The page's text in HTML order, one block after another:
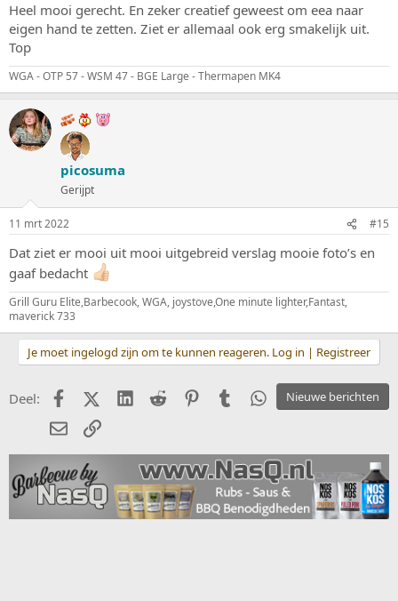
Heel mooi gerecht. En zeker creatief geweest om eea naar
eigen hand te zetten. Ziet er allemaal ook erg smakelijk uit.
Top
WGA - OTP 57 - WSM 47 - BGE Large - Thermapen MK4
picosuma
Gerijpt
11 mrt 2022 #15
Dat ziet er mooi uit mooi uitgebreid verslag mooie foto’s en
gaaf bedacht
Grill Guru Elite,Barbecook, WGA, joystove,One minute lighter,Fantast,
maverick 733
Je moet ingelogd zijn om te kunnen reageren. Log in | Registreer
Nieuwe berichten
Deel: FacebookX (Twitter)
LinkedIn
Reddit PinterestTumblrWhatsApp
E-mailkoppeling